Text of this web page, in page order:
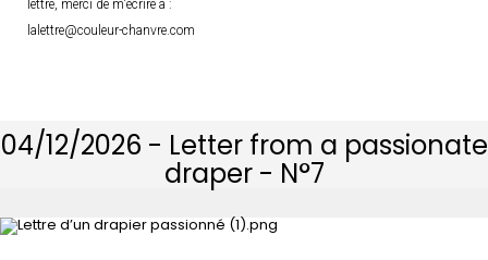
lettre, merci de m'écrire à :
lalettre@couleur-chanvre.com
04/12/2026 - Letter from a passionate
draper - N°7